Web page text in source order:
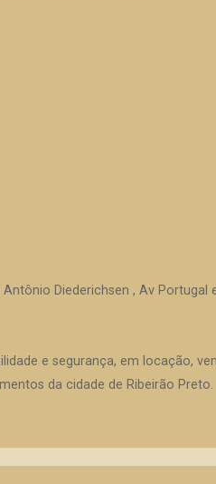
Diederichsen , Av Portugal
e segurança, em locação,
da cidade de Ribeirão Preto.